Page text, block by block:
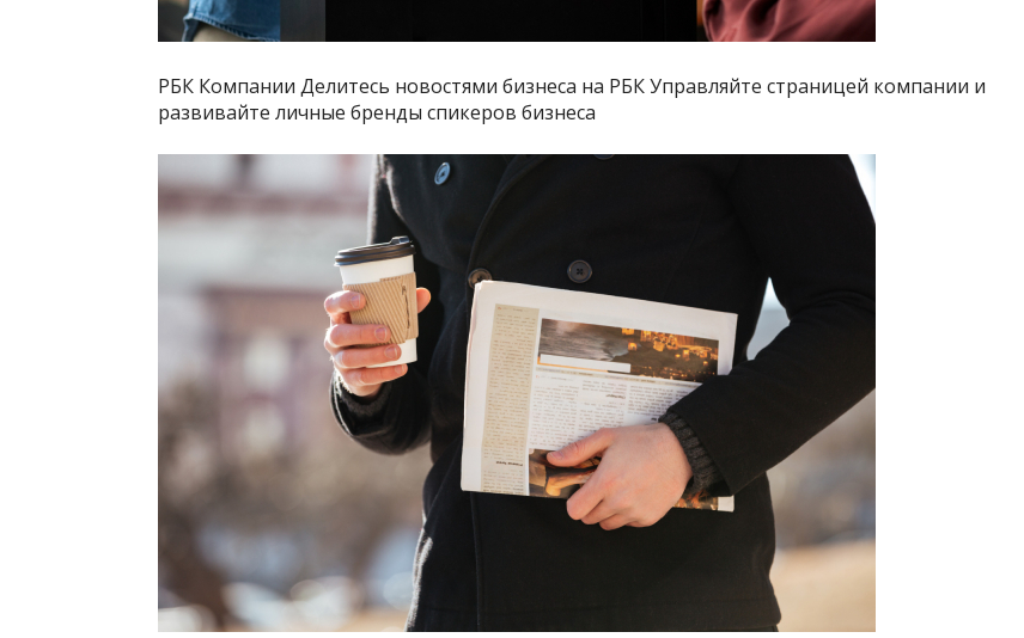
РБК Компании Делитесь новостями бизнеса на РБК Управляйте страницей компании и
развивайте личные бренды спикеров бизнеса